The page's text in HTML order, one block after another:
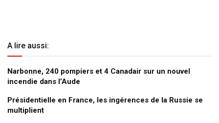
A lire aussi:
Narbonne, 240 pompiers et 4 Canadair sur un nouvel
incendie dans l’Aude
Présidentielle en France, les ingérences de la Russie se
multiplient